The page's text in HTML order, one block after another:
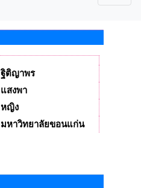
ฐิติญาพร
แสงพา
หญิง
มหาวิทยาลัยขอนแก่น